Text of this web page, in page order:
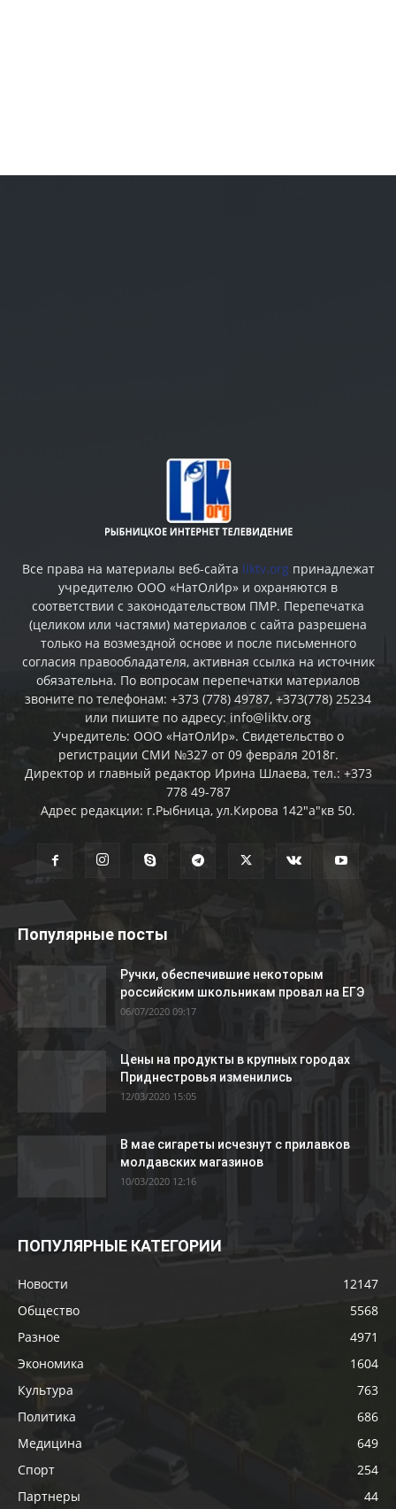
Все права на материалы веб-сайта liktv.org принадлежат
учредителю ООО «НатОлИр» и охраняются в
соответствии с законодательством ПМР. Перепечатка
(целиком или частями) материалов c сайта разрешена
только на возмездной основе и после письменного
согласия правообладателя, активная ссылка на источник
обязательна. По вопросам перепечатки материалов
звоните по телефонам: +373 (778) 49787, +373(778) 25234
или пишите по адресу: info@liktv.org
Учредитель: ООО «НатОлИр». Свидетельство о
регистрации СМИ №327 от 09 февраля 2018г.
Директор и главный редактор Ирина Шлаева, тел.: +373
778 49-787
Адрес редакции: г.Рыбница, ул.Кирова 142"а"кв 50.
Популярные посты
Ручки, обеспечившие некоторым
российским школьникам провал на ЕГЭ
06/07/2020 09:17
Цены на продукты в крупных городах
Приднестровья изменились
12/03/2020 15:05
В мае сигареты исчезнут с прилавков
молдавских магазинов
10/03/2020 12:16
ПОПУЛЯРНЫЕ КАТЕГОРИИ
Новости
12147
Общество
5568
Разное
4971
Экономика
1604
Культура
763
Политика
686
Медицина
649
Спорт
254
Партнеры
44